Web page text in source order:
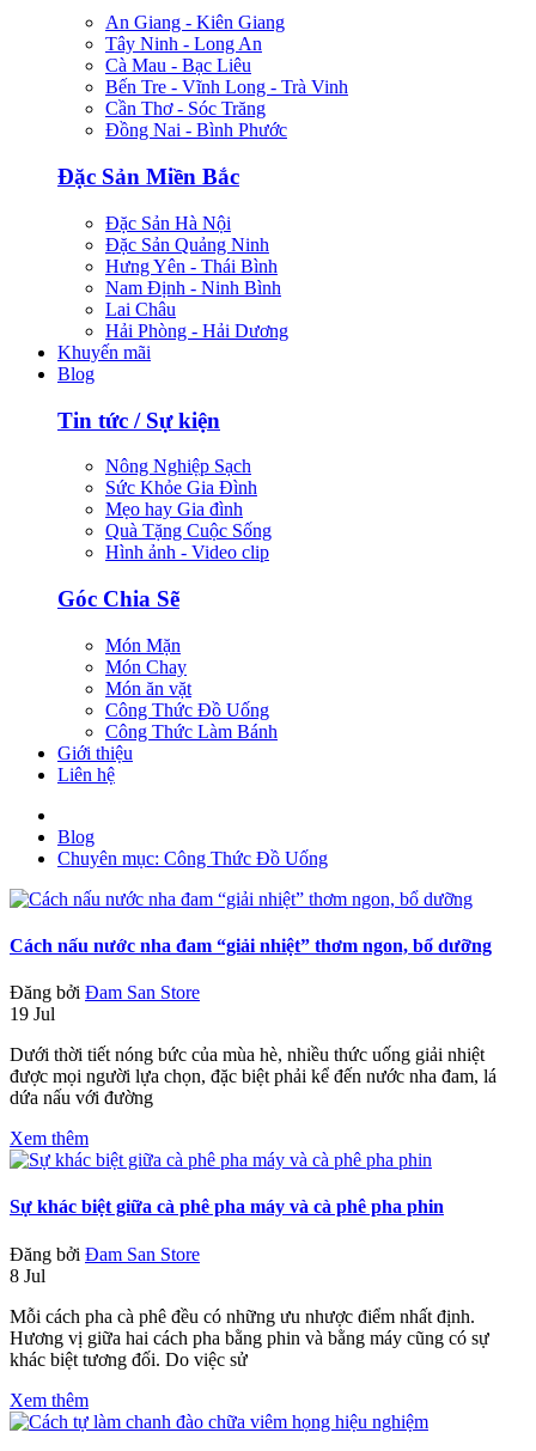
An Giang - Kiên Giang
Tây Ninh - Long An
Cà Mau - Bạc Liêu
Bến Tre - Vĩnh Long - Trà Vinh
Cần Thơ - Sóc Trăng
Đồng Nai - Bình Phước
Đặc Sản Miền Bắc
Đặc Sản Hà Nội
Đặc Sản Quảng Ninh
Hưng Yên - Thái Bình
Nam Định - Ninh Bình
Lai Châu
Hải Phòng - Hải Dương
Khuyến mãi
Blog
Tin tức / Sự kiện
Nông Nghiệp Sạch
Sức Khỏe Gia Đình
Mẹo hay Gia đình
Quà Tặng Cuộc Sống
Hình ảnh - Video clip
Góc Chia Sẽ
Món Mặn
Món Chay
Món ăn vặt
Công Thức Đồ Uống
Công Thức Làm Bánh
Giới thiệu
Liên hệ
Blog
Chuyên mục: Công Thức Đồ Uống
Cách nấu nước nha đam “giải nhiệt” thơm ngon, bổ dưỡng
Đăng bởi Đam San Store
19 Jul
Dưới thời tiết nóng bức của mùa hè, nhiều thức uống giải nhiệt
được mọi người lựa chọn, đặc biệt phải kể đến nước nha đam, lá
dứa nấu với đường
Xem thêm
Sự khác biệt giữa cà phê pha máy và cà phê pha phin
Đăng bởi Đam San Store
8 Jul
Mỗi cách pha cà phê đều có những ưu nhược điểm nhất định.
Hương vị giữa hai cách pha bằng phin và bằng máy cũng có sự
khác biệt tương đối. Do việc sử
Xem thêm